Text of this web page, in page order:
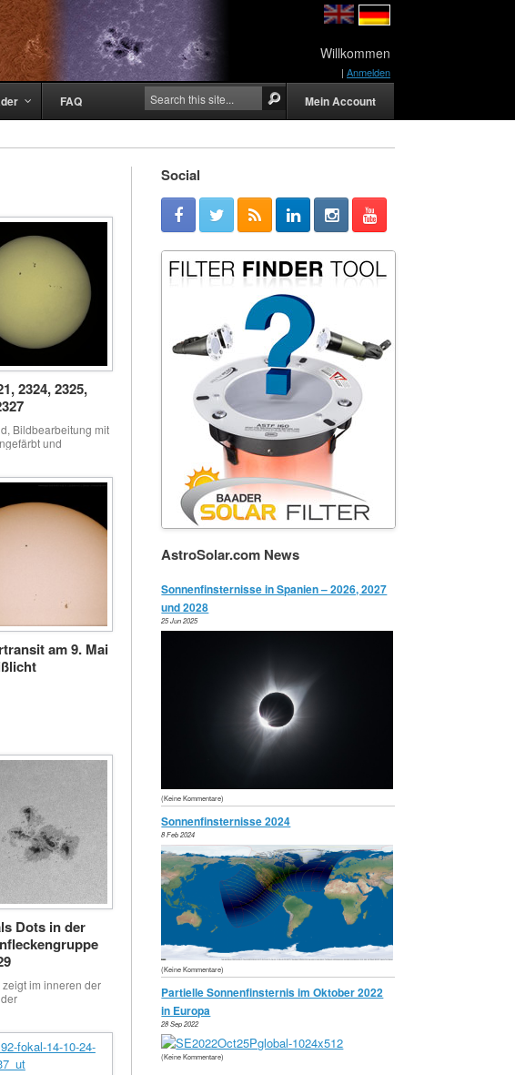
Willkommen
| Anmelden
FAQ Mein Account
2324, 2325,
Bildbearbeitung mit
und
am 9. Mai
Dots in der
zeigt im inneren der
Umbral dots
innerhalb
eines
Social
AstroSolar.com News
Sonnenfinsternisse in Spanien – 2026, 2027
und 2028
25 Jun 2025
(Keine Kommentare)
Sonnenfinsternisse 2024
8 Feb 2024
(Keine Kommentare)
Partielle Sonnenfinsternis im Oktober 2022
in Europa
28 Sep 2022
(Keine Kommentare)